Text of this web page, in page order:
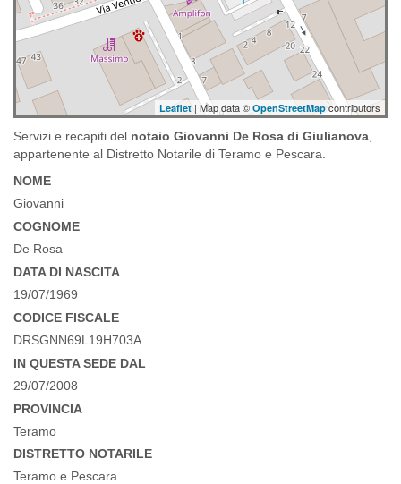
Leaflet | Map data © OpenStreetMapcontributors
Servizi e recapiti del notaio Giovanni De Rosa di Giulianova
appartenente al Distretto Notarile di Teramo e Pescara.
NOME
Giovanni
COGNOME
De Rosa
DATA DI NASCITA
19/07/1969
CODICE FISCALE
DRSGNN69L19H703A
IN QUESTA SEDE DAL
29/07/2008
PROVINCIA
Teramo
DISTRETTO NOTARILE
Teramo e Pescara